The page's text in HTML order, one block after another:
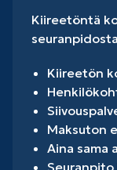
Kiireetöntä
Kiireetön
Maksuton
Aina sama